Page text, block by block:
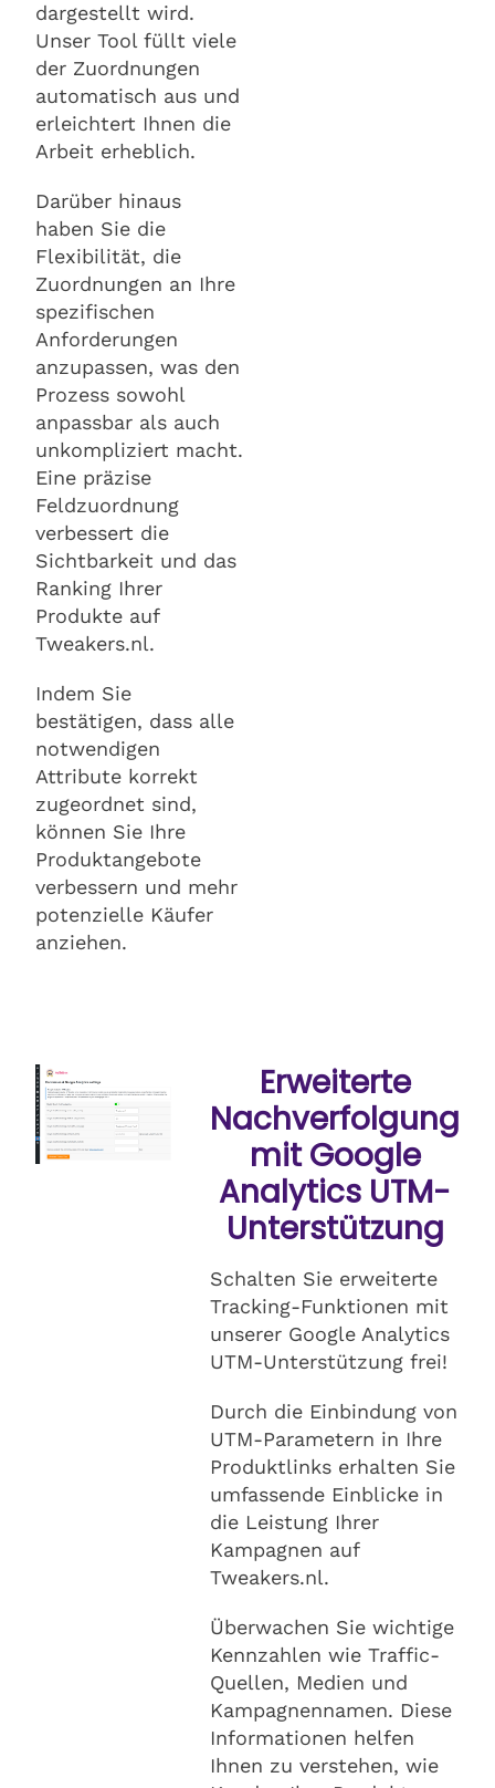
dargestellt wird.
Unser Tool füllt viele
der Zuordnungen
automatisch aus und
erleichtert Ihnen die
Arbeit erheblich.
Darüber hinaus
haben Sie die
Flexibilität, die
Zuordnungen an Ihre
spezifischen
Anforderungen
anzupassen, was den
Prozess sowohl
anpassbar als auch
unkompliziert macht.
Eine präzise
Feldzuordnung
verbessert die
Sichtbarkeit und das
Ranking Ihrer
Produkte auf
Tweakers.nl.
Indem Sie
bestätigen, dass alle
notwendigen
Attribute korrekt
zugeordnet sind,
können Sie Ihre
Produktangebote
verbessern und mehr
potenzielle Käufer
anziehen.
Erweiterte
Nachverfolgung
mit Google
Analytics UTM-
Unterstützung
Schalten Sie erweiterte
Tracking-Funktionen mit
unserer Google Analytics
UTM-Unterstützung frei!
Durch die Einbindung von
UTM-Parametern in Ihre
Produktlinks erhalten Sie
umfassende Einblicke in
die Leistung Ihrer
Kampagnen auf
Tweakers.nl.
Überwachen Sie wichtige
Kennzahlen wie Traffic-
Quellen, Medien und
Kampagnennamen. Diese
Informationen helfen
Ihnen zu verstehen, wie